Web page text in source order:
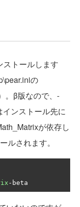
トールします
の
。β版なので、-
ンストール先に
が依存し
ルされます。
- beta